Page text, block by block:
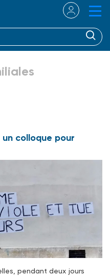
colloque pour
pendant deux jours